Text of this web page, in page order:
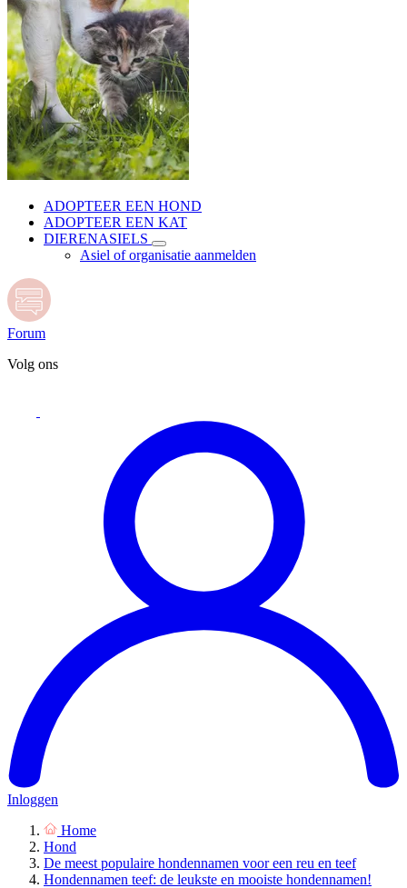
ADOPTEER EEN HOND
ADOPTEER EEN KAT
DIERENASIELS
Asiel of organisatie aanmelden
Forum
Volg ons
Inloggen
Home
Hond
De meest populaire hondennamen voor een reu en teef
Hondennamen teef: de leukste en mooiste hondennamen!